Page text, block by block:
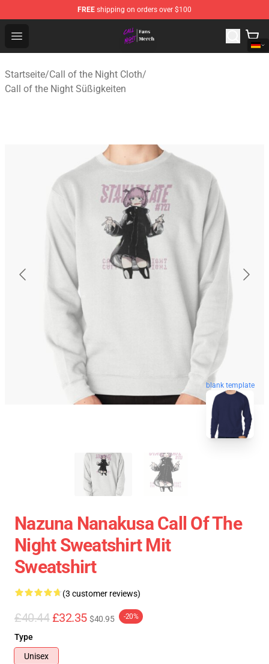
FREE shipping on orders over $100
Open menu
Call of the Night Store - Official Call of the Night
Startseite/Call of the Night Cloth/
Call of the Night Süßigkeiten
blank template
Nazuna Nanakusa Call Of The
Night Sweatshirt Mit
Sweatshirt
(3 customer reviews)
£40.44 £32.35 $40.95 -20%
Type
Unisex